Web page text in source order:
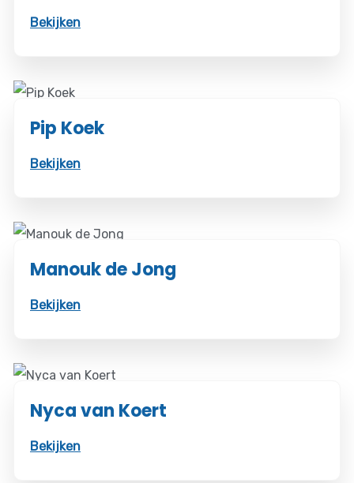
Bekijken
Pip Koek
Bekijken
Manouk de Jong
Bekijken
Nyca van Koert
Bekijken